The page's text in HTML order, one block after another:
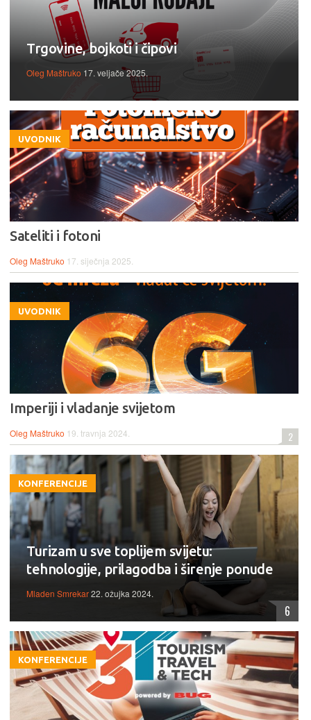
Trgovine, bojkoti i čipovi
Oleg Maštruko 17. veljače 2025.
UVODNIK
Sateliti i fotoni
Oleg Maštruko 17. siječnja 2025.
UVODNIK
Imperiji i vladanje svijetom
Oleg Maštruko 19. travnja 2024. 2
KONFERENCIJE
Turizam u sve toplijem svijetu:
tehnologije, prilagodba i širenje ponude
Mladen Smrekar22. ožujka 2024.
6
KONFERENCIJE